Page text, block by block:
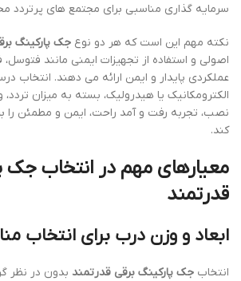
سرمایه گذاری مناسبی برای مجتمع های
نکته مهم این است که هر دو نوع جک پارکینگ
اصولی و استفاده از تجهیزات ایمنی مانند فتوسل،
عملکردی پایدار و ایمن ارائه می دهند. انتخاب
الکترومکانیک یا هیدرولیک، بسته به میزان
نصب، تجربه رفت و آمد راحت، ایمن و مطمئن را
کند.
معیارهای مهم در انتخاب جک
قدرتمند
ابعاد و وزن درب برای انتخاب
انتخاب جک پارکینگ برقی قدرتمند بدون در نظر